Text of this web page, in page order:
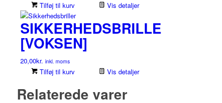
Tilføj til kurv Vis detaljer
SIKKERHEDSBRILLE
[VOKSEN]
20,00kr. inkl. moms
Tilføj til kurv Vis detaljer
Relaterede varer